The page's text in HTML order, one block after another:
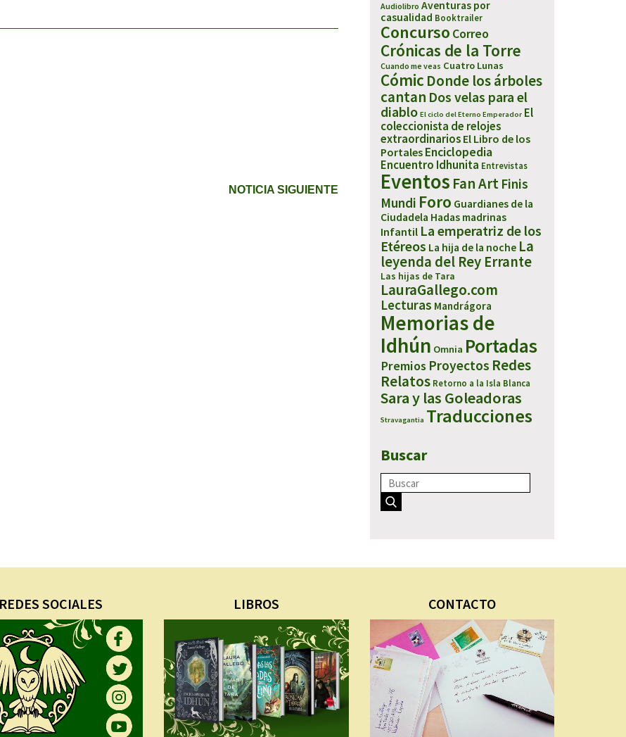
NOTICIA SIGUIENTE
Audiolibro Aventuras por
casualidad Booktrailer
Concurso Correo
Crónicas de la Torre
Cuando me veas Cuatro Lunas
Cómic Donde los árboles
cantan Dos velas para el
diablo El ciclo del Eterno Emperador El
coleccionista de relojes
extraordinarios El Libro de los
Portales Enciclopedia
Encuentro Idhunita Entrevistas
Eventos Fan Art Finis
Mundi Foro Guardianes de la
Ciudadela Hadas madrinas
Infantil La emperatriz de los
Etéreos La hija de la noche La
leyenda del Rey Errante
Las hijas de Tara
LauraGallego.com
Lecturas Mandrágora
Memorias de
Idhún Omnia Portadas
Premios Proyectos Redes
Relatos Retorno a la Isla Blanca
Sara y las Goleadoras
Stravagantia Traducciones
Buscar
REDES SOCIALES LIBROS CONTACTO